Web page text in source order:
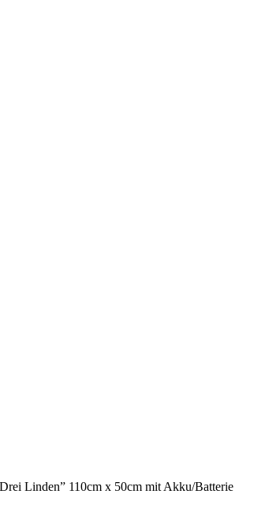
Linden” 110cm x 50cm mit Akku/Batterie